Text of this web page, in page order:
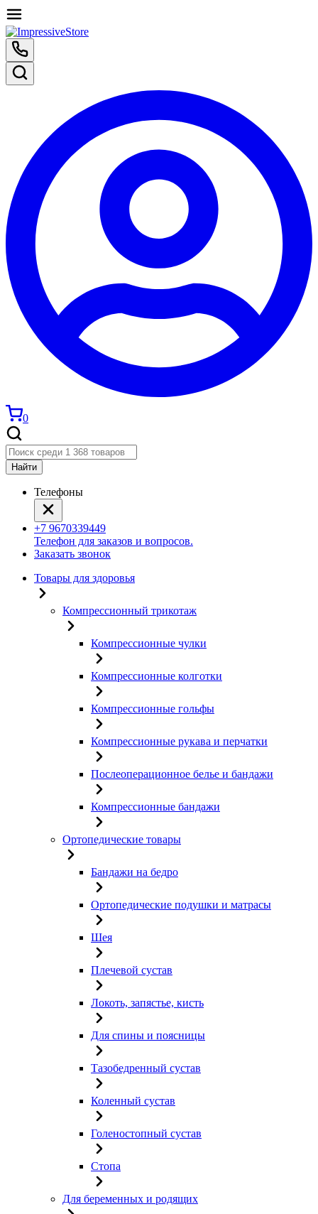
0
Найти
Телефоны
+7 9670339449
Телефон для заказов и вопросов.
Заказать звонок
Товары для здоровья
Компрессионный трикотаж
Компрессионные чулки
Компрессионные колготки
Компрессионные гольфы
Компрессионные рукава и перчатки
Послеоперационное белье и бандажи
Компрессионные бандажи
Ортопедические товары
Бандажи на бедро
Ортопедические подушки и матрасы
Шея
Плечевой сустав
Локоть, запястье, кисть
Для спины и поясницы
Тазобедренный сустав
Коленный сустав
Голеностопный сустав
Стопа
Для беременных и родящих